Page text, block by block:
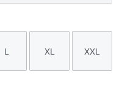
Taille
L
Taille
XL
Taille
XXL